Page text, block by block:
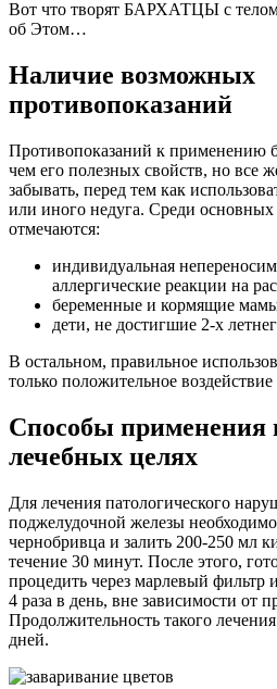
Вот что творят БАРХАТЦЫ с
об Этом…
Наличие возможных
противопоказаний
Противопоказаний к применению
чем его полезных свойств, но все
забывать, перед тем как
или иного недуга. Среди основных
отмечаются:
индивидуальная
аллергические реакции на
беременные и кормящие
дети, не достигшие 2-х
В остальном, правильное
только положительное
Способы применения
лечебных целях
Для лечения патологического
поджелудочной железы
чернобривца и залить 200-250 мл
течение 30 минут. После этого,
процедить через марлевый фильтр
4 раза в день, вне зависимости от
Продолжительность такого
дней.